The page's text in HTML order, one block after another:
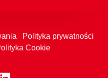
Polityka prywatności
Cookie